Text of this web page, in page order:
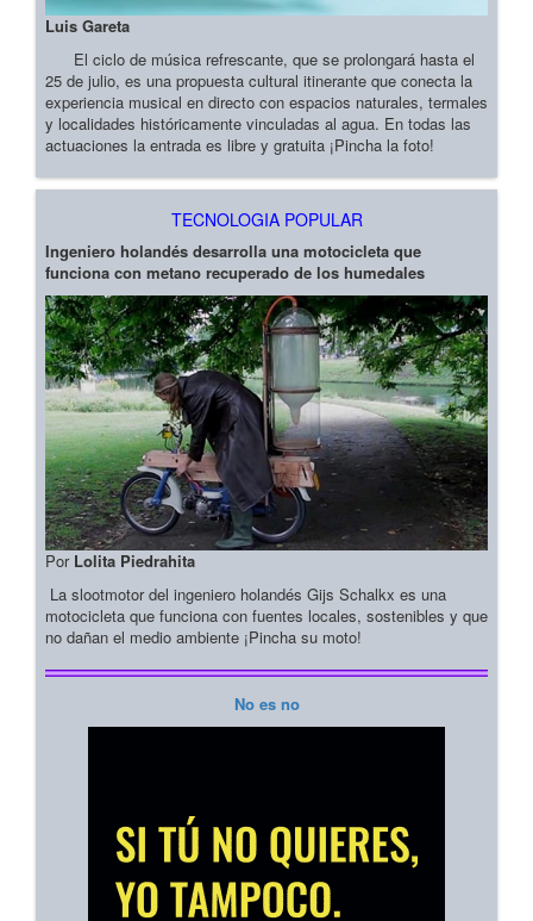
Luis Gareta
El ciclo de música refrescante, que se prolongará hasta el
25 de julio, es una propuesta cultural itinerante que conecta la
experiencia musical en directo con espacios naturales, termales
y localidades históricamente vinculadas al agua. En todas las
actuaciones la entrada es libre y gratuita ¡Pincha la foto!
TECNOLOGIA POPULAR
Ingeniero holandés desarrolla una motocicleta que
funciona con metano recuperado de los humedales
Por Lolita Piedrahita
La slootmotor del ingeniero holandés Gijs Schalkx es una
motocicleta que funciona con fuentes locales, sostenibles y que
no dañan el medio ambiente ¡Pincha su moto!
No es no